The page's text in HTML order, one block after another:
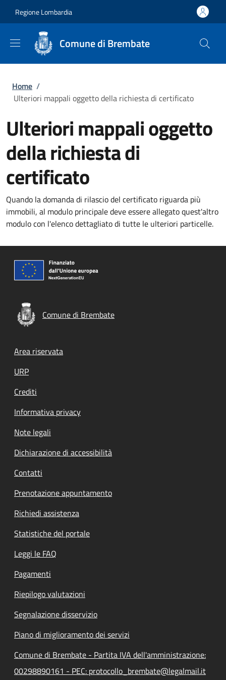
Regione Lombardia
Comune di Brembate
Briciole di pane
Home /
Ulteriori mappali oggetto della richiesta di certificato
Ulteriori mappali oggetto
della richiesta di
certificato
Quando la domanda di rilascio del certificato riguarda più
immobili, al modulo principale deve essere allegato quest'altro
modulo con l'elenco dettagliato di tutte le ulteriori particelle.
Comune di Brembate
Footer menu
Area riservata
URP
Crediti
Informativa privacy
Note legali
Dichiarazione di accessibilità
Contatti
Prenotazione appuntamento
Richiedi assistenza
Statistiche del portale
Leggi le FAQ
Pagamenti
Riepilogo valutazioni
Segnalazione disservizio
Piano di miglioramento dei servizi
Comune di Brembate - Partita IVA dell'amministrazione:
00298890161 - PEC: protocollo_brembate@legalmail.it